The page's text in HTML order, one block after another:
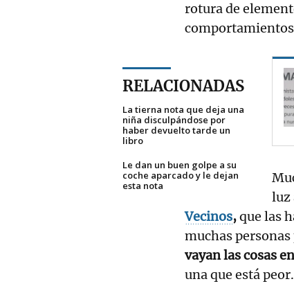
rotura de
RELACIONADAS
La tierna nota que deja una
niña disculpándose por
haber devuelto tarde un
libro
Le dan un buen golpe a su
coche aparcado y le dejan
esta nota
luz
Vecinos,que las
muchas personas
vayan las cosas
una que está peor.